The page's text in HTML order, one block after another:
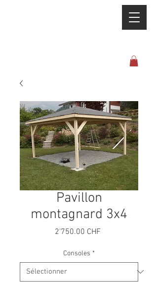
Pavillon
montagnard 3x4
2'750.00 CHF
Consoles *